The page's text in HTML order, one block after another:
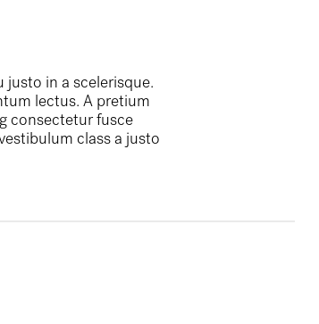
in a scelerisque.
lectus. A pretium
consectetur fusce
class a justo